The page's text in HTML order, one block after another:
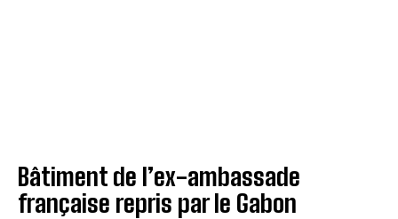
Bâtiment de l’ex-ambassade
française repris par le Gabon